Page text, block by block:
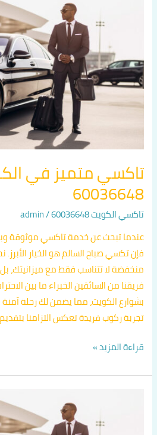
تاكسي متميز في
60036648
تاكسي الكويت 60036648 /
admin
عندما تبحث عن خدمة تاكسي موثوقة
فإن تكسي صباح السالم هو الخيار الأبرز.
منخفضة لا تتناسب فقط مع ميزانيتك،
فريقنا من السائقين الخبراء ما بين
بشوارع الكويت، مما يضمن لك رحلة
تجربة ركوب فريدة تعكس التزامنا بتقديم
اتصل
بنا
60036648
قراءة المزيد »